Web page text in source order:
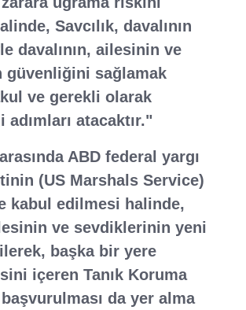
Savcılık, davalının
davalının, ailesinin ve
güvenliğini sağlamak
ve gerekli olarak
atacaktır."
ABD federal yargı
(US Marshals Service)
kabul edilmesi halinde,
ve sevdiklerinin yeni
başka bir yere
içeren Tanık Koruma
da yer alma